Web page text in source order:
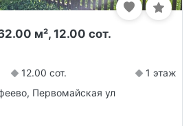
м², 12.00 сот.
12.00 сот.
1 этаж
Первомайская ул